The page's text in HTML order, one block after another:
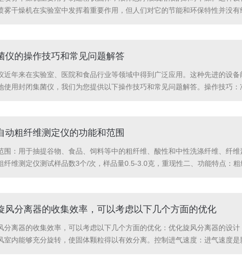
雾干燥机在实验室中发挥着重要作用，但人们对它的节能和环保特性并没
仪的操作技巧和常见问题解答
近年来在实验室、医院和食品行业等领域中得到广泛应用。这种先进的设
使用封闭集菌仪，我们为您提供以下操作技巧和常见问题解答。操作技巧
动粗纤维测定仪的功能和范围
围：用于抽提谷物、食品、饲料等中的粗纤维、酸性和中性洗涤纤维、纤
纤维测定仪测试样品数3个/次，样品量0.5-3.0克，重现性二、功能特点：
风分离器的收集效率，可以考虑以下几个方面的优化
分离器的收集效率，可以考虑以下几个方面的优化：优化旋风分离器的设
室内能够充分旋转，使固体颗粒得以有效分离。控制进气速度：进气速度